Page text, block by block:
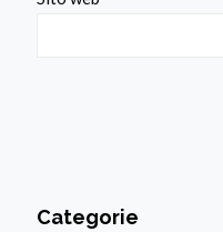
Categorie